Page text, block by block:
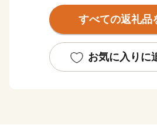
アクティビティ好きな方やグルメ
いただける観光地です。
ふるさと納税を通じ寄附をしてい
のＰＲも兼ねて秩父市の特産品等
すべての返礼品
お気に入りに